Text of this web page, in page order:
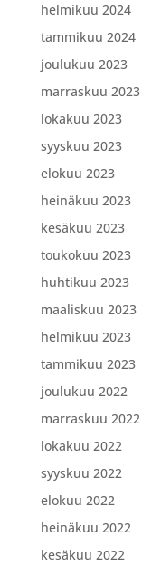
helmikuu 2024
tammikuu 2024
joulukuu 2023
marraskuu 2023
lokakuu 2023
syyskuu 2023
elokuu 2023
heinäkuu 2023
kesäkuu 2023
toukokuu 2023
huhtikuu 2023
maaliskuu 2023
helmikuu 2023
tammikuu 2023
joulukuu 2022
marraskuu 2022
lokakuu 2022
syyskuu 2022
elokuu 2022
heinäkuu 2022
kesäkuu 2022